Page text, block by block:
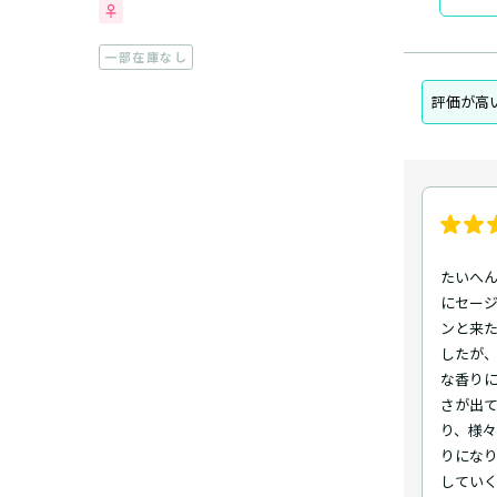
評価が高
たいへ
にセー
ンと来
したが
な香り
さが出
り、様
りにな
してい
一部在庫なし